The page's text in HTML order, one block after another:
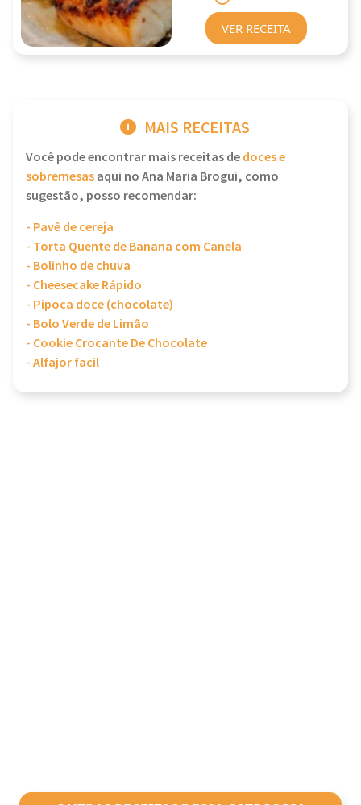
VER RECEITA
MAIS RECEITAS
Você pode encontrar mais receitas dedoces e
sobremesasaqui no Ana Maria Brogui, como
sugestão, posso recomendar:
- Pavê de cereja
- Torta Quente de Banana com Canela
- Bolinho de chuva
- Cheesecake Rápido
- Pipoca doce (chocolate)
- Bolo Verde de Limão
- Cookie Crocante De Chocolate
- Alfajor facil